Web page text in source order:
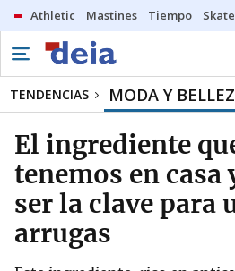
Athletic Mastines Tiempo Skate
TENDENCIAS MODA Y
El ingrediente
tenemos en casa
ser la clave para
arrugas